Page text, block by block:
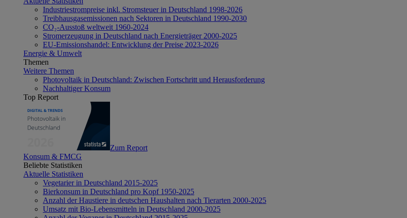
Industriestrompreise inkl. Stromsteuer in Deutschland 1998-2026
Treibhausgasemissionen nach Sektoren in Deutschland 1990-2030
CO₂-Ausstoß weltweit 1960-2024
Stromerzeugung in Deutschland nach Energieträger 2000-2025
EU-Emissionshandel: Entwicklung der Preise 2023-2026
Energie & Umwelt
Themen
Weitere Themen
Photovoltaik in Deutschland: Zwischen Fortschritt und Herausforderung
Nachhaltiger Konsum
Top Report
Zum Report
Konsum & FMCG
Beliebte Statistiken
Aktuelle Statistiken
Vegetarier in Deutschland 2015-2025
Bierkonsum in Deutschland pro Kopf 1950-2025
Anzahl der Haustiere in deutschen Haushalten nach Tierarten 2000-2025
Umsatz mit Bio-Lebensmitteln in Deutschland 2000-2025